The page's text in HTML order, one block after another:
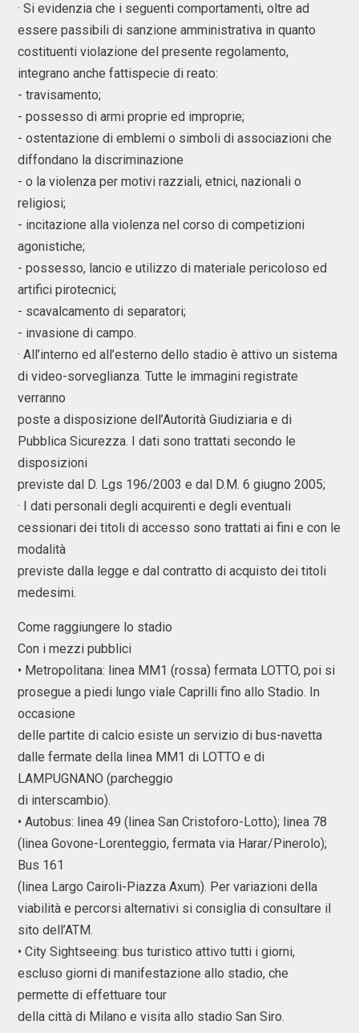
· Si evidenzia che i seguenti comportamenti, oltre ad
essere passibili di sanzione amministrativa in quanto
costituenti violazione del presente regolamento,
integrano anche fattispecie di reato:
- travisamento;
- possesso di armi proprie ed improprie;
- ostentazione di emblemi o simboli di associazioni che
diffondano la discriminazione
- o la violenza per motivi razziali, etnici, nazionali o
religiosi;
- incitazione alla violenza nel corso di competizioni
agonistiche;
- possesso, lancio e utilizzo di materiale pericoloso ed
artifici pirotecnici;
- scavalcamento di separatori;
- invasione di campo.
· All’interno ed all’esterno dello stadio è attivo un sistema
di video-sorveglianza. Tutte le immagini registrate
verranno
poste a disposizione dell’Autorità Giudiziaria e di
Pubblica Sicurezza. I dati sono trattati secondo le
disposizioni
previste dal D. Lgs 196/2003 e dal D.M. 6 giugno 2005;
· I dati personali degli acquirenti e degli eventuali
cessionari dei titoli di accesso sono trattati ai fini e con le
modalità
previste dalla legge e dal contratto di acquisto dei titoli
medesimi.
Come raggiungere lo stadio
Con i mezzi pubblici
• Metropolitana: linea MM1 (rossa) fermata LOTTO, poi si
prosegue a piedi lungo viale Caprilli fino allo Stadio. In
occasione
delle partite di calcio esiste un servizio di bus-navetta
dalle fermate della linea MM1 di LOTTO e di
LAMPUGNANO (parcheggio
di interscambio).
• Autobus: linea 49 (linea San Cristoforo-Lotto); linea 78
(linea Govone-Lorenteggio, fermata via Harar/Pinerolo);
Bus 161
(linea Largo Cairoli-Piazza Axum). Per variazioni della
viabilità e percorsi alternativi si consiglia di consultare il
sito dell’ATM.
• City Sightseeing: bus turistico attivo tutti i giorni,
escluso giorni di manifestazione allo stadio, che
permette di effettuare tour
della città di Milano e visita allo stadio San Siro.